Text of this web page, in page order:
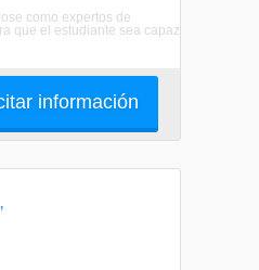
como expertos de
que el estudiante sea capaz
información